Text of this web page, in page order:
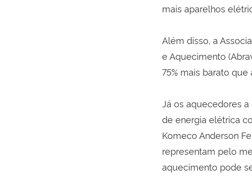
mais aparelhos
Além disso, a
e Aquecimento
75% mais barato
Já os aquecedores
de energia elétrica
Komeco Anderson
representam pelo
aquecimento pode